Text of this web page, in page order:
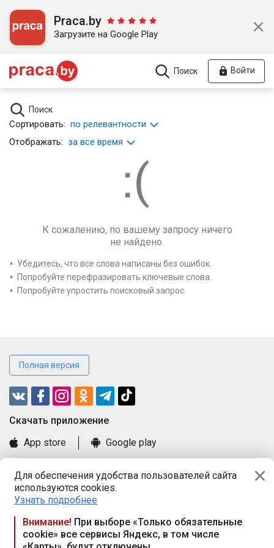
Для обеспечения удобства пользователей сайта
используются cookies.
Узнать подробнее
Внимание! При выборе «Только обязательные
cookie» все сервисы Яндекс, в том числе
Praca.by
Загрузите на Google Play
Поиск Войти
Поиск
Сортировать: по релевантности
Отображать: за все время
К сожалению, по вашему запросу ничего
не найдено.
Убедитесь, что все слова написаны без ошибок.
Попробуйте перефразировать ключевые слова.
Попробуйте упростить поисковый запрос.
Полная версия
Cкачать приложение
App store
Google play
Книга замечаний и предложений
Правила и документы
Praca.by © 2000—2026, ООО «ПРАЦА БАЙ»
Республика Беларусь, 220114, г. Минск, пр-т Независимости
117а, пом. № 9.